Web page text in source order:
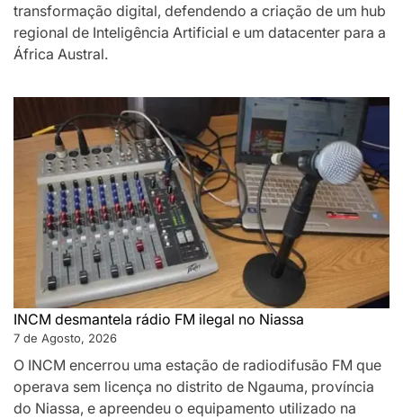
transformação digital, defendendo a criação de um hub
regional de Inteligência Artificial e um datacenter para a
África Austral.
INCM desmantela rádio FM ilegal no Niassa
7 de Agosto, 2026
O INCM encerrou uma estação de radiodifusão FM que
operava sem licença no distrito de Ngauma, província
do Niassa, e apreendeu o equipamento utilizado na